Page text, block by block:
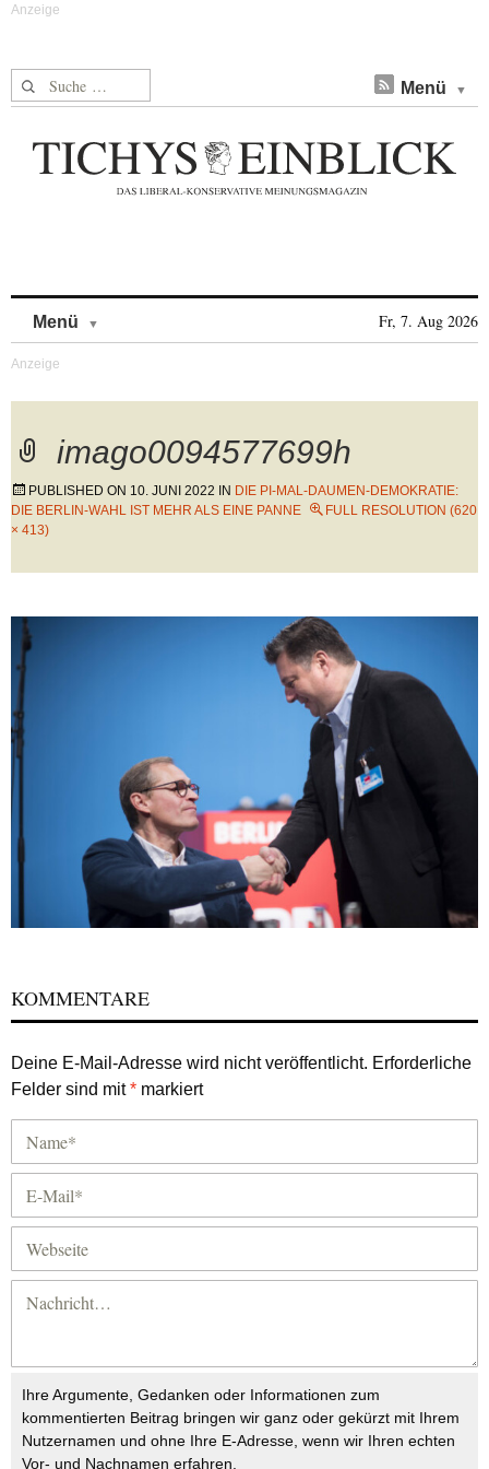
Suche nach: Menü
Menü Fr, 7. Aug 2026
imago0094577699h
PUBLISHED ON 10. JUNI 2022 IN DIE PI-MAL-DAUMEN-DEMOKRATIE:
DIE BERLIN-WAHL IST MEHR ALS EINE PANNE
FULL RESOLUTION (620
× 413)
KOMMENTARE
Deine E-Mail-Adresse wird nicht veröffentlicht. Erforderliche
Felder sind mit* markiert
Ihre Argumente, Gedanken oder Informationen zum
kommentierten Beitrag bringen wir ganz oder gekürzt mit Ihrem
Nutzernamen und ohne Ihre E-Adresse, wenn wir Ihren echten
Vor- und Nachnamen erfahren.